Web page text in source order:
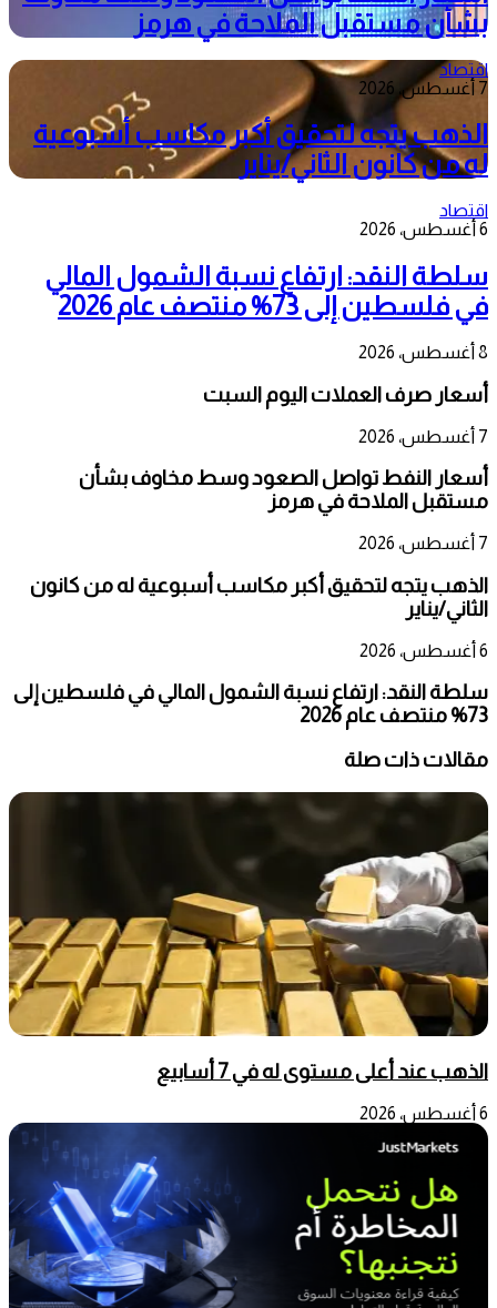
بشأن مستقبل الملاحة في هرمز
اقتصاد
7 أغسطس، 2026
الذهب يتجه لتحقيق أكبر مكاسب أسبوعية
له من كانون الثاني/يناير
اقتصاد
6 أغسطس، 2026
سلطة النقد: ارتفاع نسبة الشمول المالي
في فلسطين إلى 73% منتصف عام 2026
8 أغسطس، 2026
أسعار صرف العملات اليوم السبت
7 أغسطس، 2026
أسعار النفط تواصل الصعود وسط مخاوف بشأن
مستقبل الملاحة في هرمز
7 أغسطس، 2026
الذهب يتجه لتحقيق أكبر مكاسب أسبوعية له من كانون
الثاني/يناير
6 أغسطس، 2026
سلطة النقد: ارتفاع نسبة الشمول المالي في فلسطين إلى
73% منتصف عام 2026
مقالات ذات صلة
الذهب عند أعلى مستوى له في 7 أسابيع
6 أغسطس، 2026